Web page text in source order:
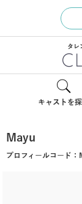
タレ
キャストを
Mayu
プロフィールコード：